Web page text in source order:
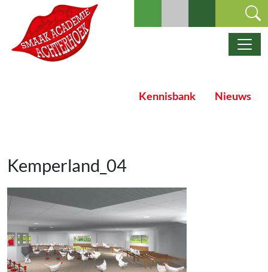
Ga naar de inhoud
Hoofdnavigatie
Kennisbank Nieuws
Kemperland_04